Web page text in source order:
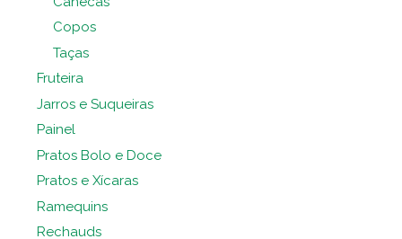
Copos
Taças
Fruteira
Jarros e Suqueiras
Painel
Pratos Bolo e Doce
Pratos e Xícaras
Ramequins
Rechauds